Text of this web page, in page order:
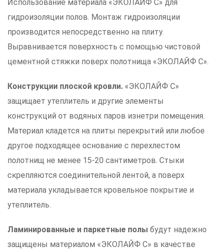
Использование материала «ЭКОЛАЙФ С» для
гидроизоляции полов. Монтаж гидроизоляции
производится непосредственно на плиту.
Выравнивается поверхность с помощью чистовой
цементной стяжки поверх полотнища «ЭКОЛАЙФ С».
Конструкции плоской кровли. «ЭКОЛАЙФ С»
защищает утеплитель и другие элементы
конструкций от водяных паров изнетри помещения.
Материал кладется на плиты перекрытий или любое
другое подходящее основание с перехлестом
полотнищ не менее 15-20 сантиметров. Стыки
скрепляются соединительной лентой, а поверх
материала укладывается кровельное покрытие и
утеплитель.
Ламинированные и паркетные полы будут надежно
защищены материалом «ЭКОЛАЙФ C» в качестве